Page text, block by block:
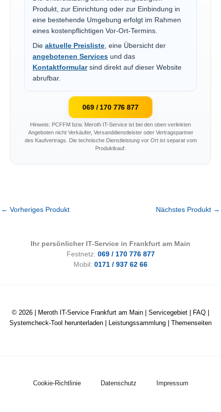
Produkt, zur Einrichtung oder zur Einbindung in
eine bestehende Umgebung erfolgt im Rahmen
eines kostenpflichtigen Vor-Ort-Termins.
Die aktuelle Preisliste, eine Übersicht der
angebotenen Services und das
Kontaktformularsind direkt auf dieser Website
abrufbar.
069 / 170 776 877
Hinweis: PCFFM bzw. Meroth IT-Service ist bei den oben verlinkten
Angeboten nicht Verkäufer, Versanddienstleister oder Vertragspartner
des Kaufvertrags. Die technische Dienstleistung vor Ort ist separat vom
Produktkauf.
← Vorheriges Produkt Nächstes Produkt →
Ihr persönlicher IT-Service in Frankfurt am Main
Festnetz: 069 / 170 776 877
Mobil: 0171 / 937 62 66
© 2026 | Meroth IT-Service Frankfurt am Main Servicegebiet FAQ
Systemcheck-Tool herunterladen
Leistungssammlung Themenseiten
Cookie-Richtlinie Datenschutz Impressum